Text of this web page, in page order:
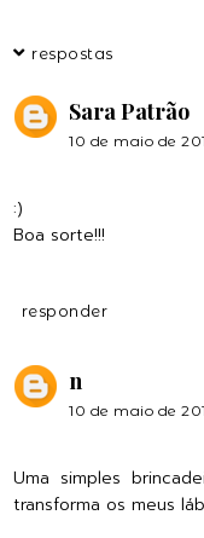
respostas
Sara Patrão
10 de maio de
:)
Boa sorte!!!
responder
n
10 de maio de
Uma simples
transforma os meus